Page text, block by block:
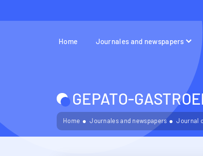
Home Journales and newspapers
GEPATO-
Home Journales and newspapers Journal